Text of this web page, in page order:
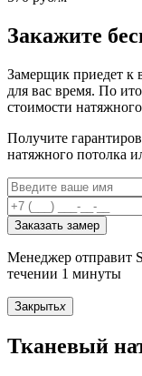
Закажите
Замерщик приедет к
для вас время. По
стоимости
Получите
натяжного потолка
Заказать замер
Менеджер отправит
течении 1 минуты
Закрытьx
Тканевый